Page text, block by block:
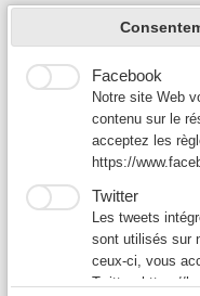
Auteurs A▼
Auteurs B - C▼
Auteurs D-F▼
Auteurs G-L ▼
Auteurs M-O▼
A la
Inconnus
de notre site
Facebook
Notre site Web
contenu sur le
acceptez les
https://
Twitter
Les tweets
sont utilisés sur
ceux-ci, vous
Twitter:https://